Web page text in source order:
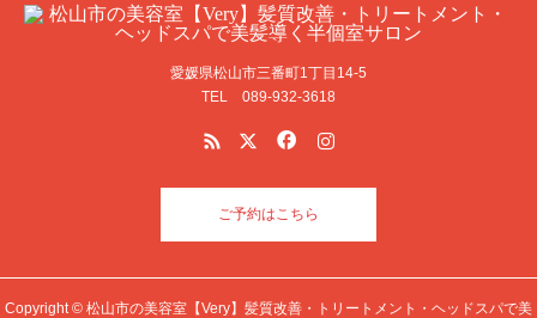
愛媛県松山市三番町1丁目14-5
TEL 089-932-3618
ご予約はこちら
Copyright © 松山市の美容室【Very】髪質改善・トリートメント・ヘッドスパで美